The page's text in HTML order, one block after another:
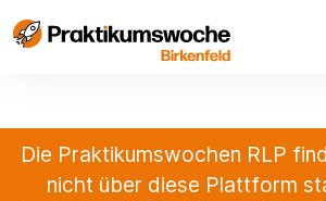
Die Praktikumswochen RLP
nicht über diese Plattform